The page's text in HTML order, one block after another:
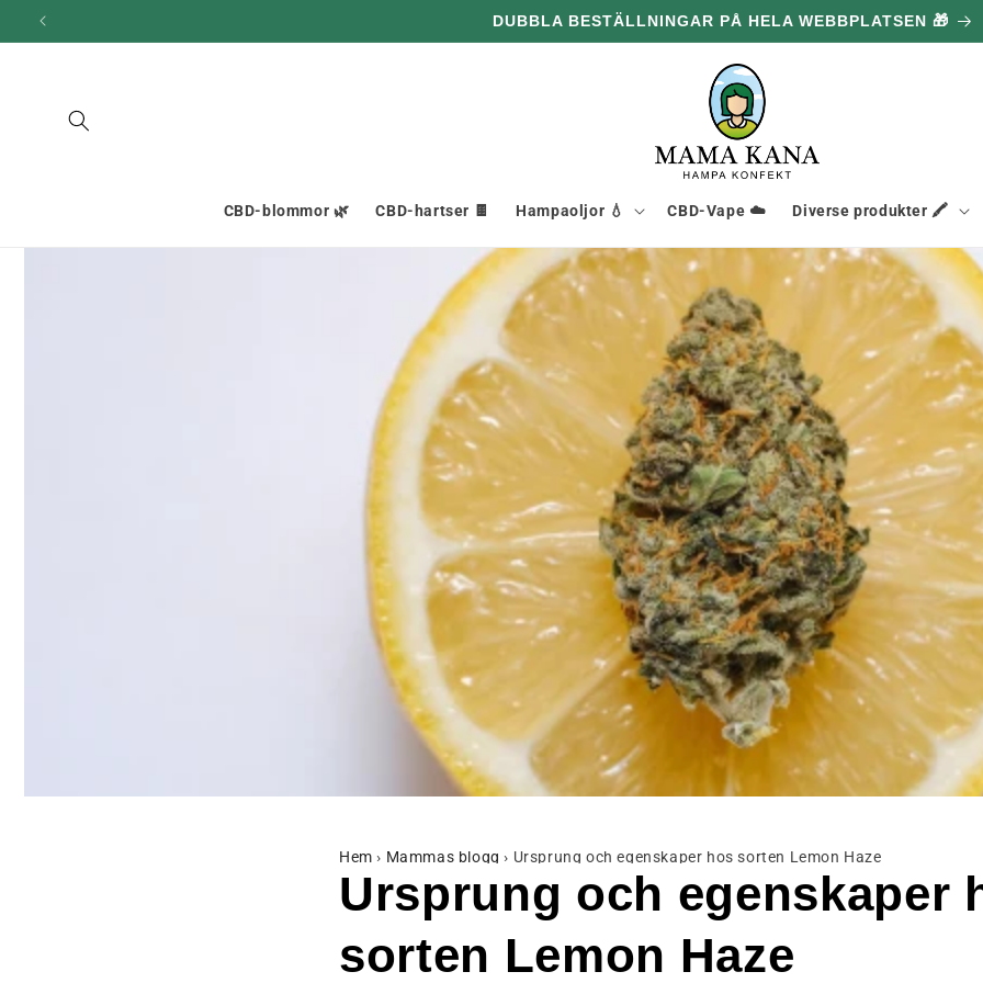
och gå
DUBBLA BESTÄLLNINGAR PÅ HELA WEBBPLATSEN 🎁
CBD-blommor 🌿 CBD-hartser 🍫 Hampaoljor 💧 CBD-Vape ☁️ Diverse produkter 🖍️
Hem › Mammas blogg › Ursprung och egenskaper hos sorten Lemon Haze
Ursprung och egenskaper
sorten Lemon Haze